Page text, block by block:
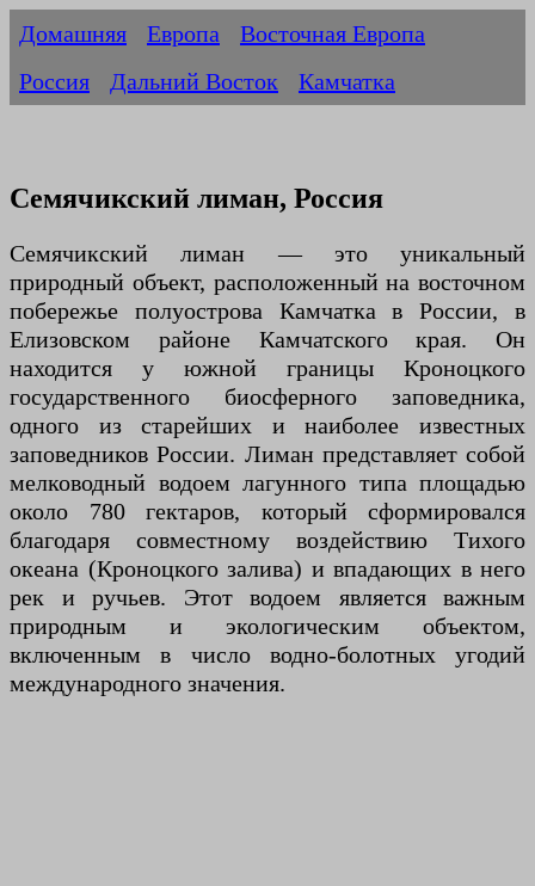
Домашняя Европа
Восточная Европа
Россия
Дальний Восток Камчатка
Семячикский лиман, Россия
Семячикский лиман — это уникальный
природный объект, расположенный на восточном
побережье полуострова Камчатка в России, в
Елизовском районе Камчатского края. Он
находится у южной границы Кроноцкого
государственного биосферного заповедника,
одного из старейших и наиболее известных
заповедников России. Лиман представляет собой
мелководный водоем лагунного типа площадью
около 780 гектаров, который сформировался
благодаря совместному воздействию Тихого
океана (Кроноцкого залива) и впадающих в него
рек и ручьев. Этот водоем является важным
природным и экологическим объектом,
включенным в число водно-болотных угодий
международного значения.